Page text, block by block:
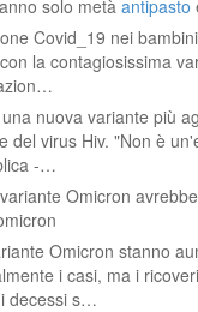
solo metà antipasto
Covid_19 nei
la contagiosissima
nuova variante più
del virus Hiv. "Non è
-…
Omicron
Omicron stanno
i casi, ma i
decessi s…